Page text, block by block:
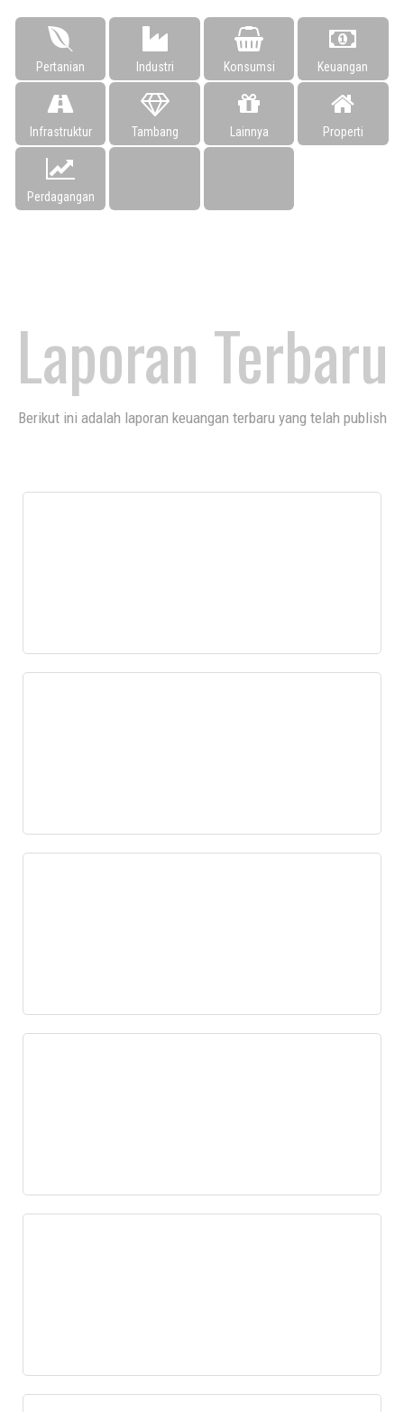
Pertanian Industri Konsumsi Keuangan
Infrastruktur Tambang Lainnya Properti
Perdagangan
Laporan Terbaru
Berikut ini adalah laporan keuangan terbaru yang telah publish